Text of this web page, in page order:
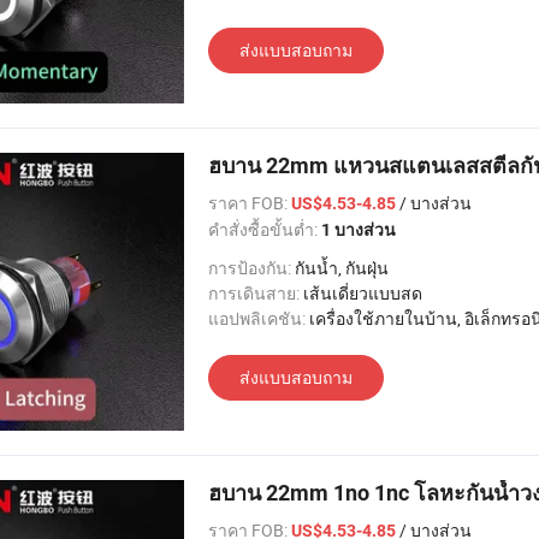
ส่งแบบสอบถาม
ฮบาน 22mm แหวนสแตนเลสสตีล
ราคา FOB:US$4.53-4.85/ บางส่วน
คำสั่งซื้อขั้นต่ำ: 1 บางส่วน
การป้องกัน: กันน้ำ, กันฝุ่น
การเดินสาย: เส้นเดี่ยวแบบสด
แอปพลิเคชัน: เครื่องใช้ภายในบ้าน, อิเล็กทรอนิกส์, แสงสว่าง, อุตสาหกรรม, อพาร์ทเมนท์ / วิลล่า, โรงแร
ส่งแบบสอบถาม
ฮบาน 22mm 1no 1nc โลหะกันน้ำ
ราคา FOB:US$4.53-4.85/ บางส่วน